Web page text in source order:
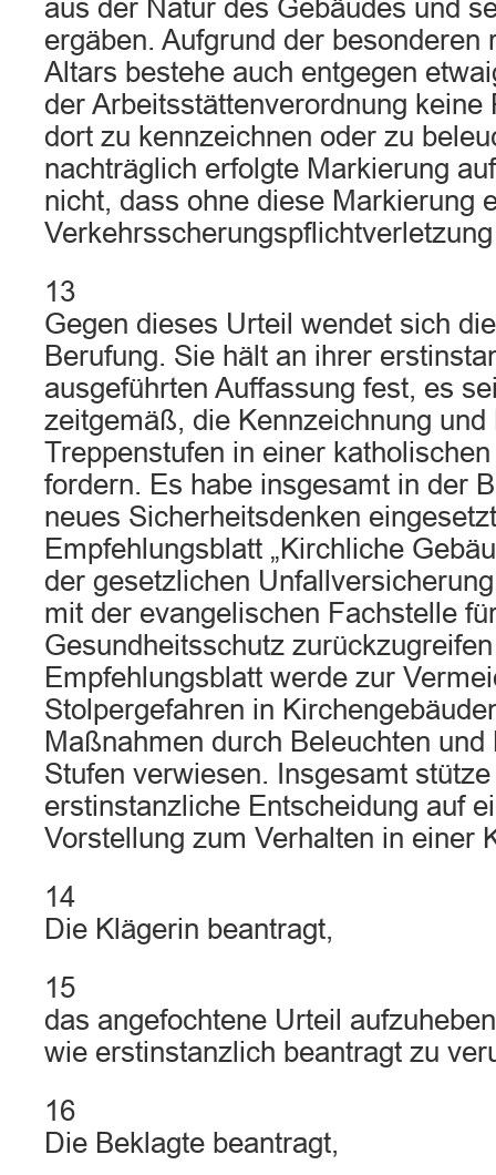
aus der Natur des Gebäudes und
ergäben. Aufgrund der besonderen
Altars bestehe auch entgegen
der Arbeitsstättenverordnung keine
dort zu kennzeichnen oder zu
nachträglich erfolgte Markierung
nicht, dass ohne diese Markierung
13
Gegen dieses Urteil wendet sich
Berufung. Sie hält an ihrer
ausgeführten Auffassung fest, es
zeitgemäß, die Kennzeichnung und
Treppenstufen in einer
fordern. Es habe insgesamt in der
neues Sicherheitsdenken
Empfehlungsblatt „Kirchliche
der gesetzlichen
mit der evangelischen Fachstelle
Gesundheitsschutz
Empfehlungsblatt werde zur
Stolpergefahren in
Maßnahmen durch Beleuchten
Stufen verwiesen. Insgesamt
erstinstanzliche Entscheidung auf
Vorstellung zum Verhalten in einer
14
Die Klägerin beantragt,
15
das angefochtene Urteil
wie erstinstanzlich beantragt zu
16
Die Beklagte beantragt,